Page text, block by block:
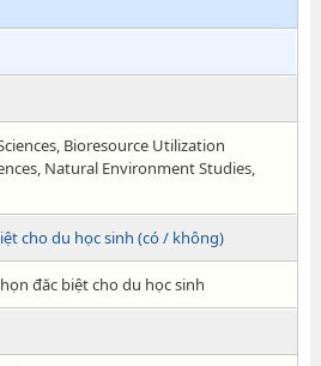
Bioresource Utilization
Natural Environment Studies,
cho du học sinh (có / không)
đăc biệt cho du học sinh